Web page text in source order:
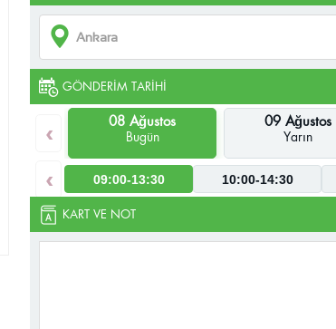
GÖNDERIM TARIHI
‹ 08 Ağustos
Bugün
09 Ağustos
Yarın
‹
09:00-13:30 10:00-14:30
KART VE NOT